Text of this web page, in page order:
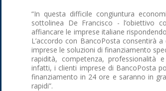
“In questa difficile congiuntura
sottolinea De Francisco - l’obiettivo
affiancare le imprese italiane
L’accordo con BancoPosta consentirà
imprese le soluzioni di finanziamento
rapidità, competenza, professionalità
infatti, i clienti imprese di BancoPosta
finanziamento in 24 ore e saranno in
rapidi”.